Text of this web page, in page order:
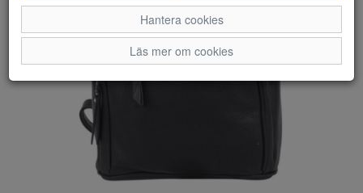
Hantera cookies
Läs mer om cookies